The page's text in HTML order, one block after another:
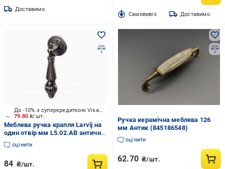
Доставимо
Cамовивіз Доставимо
79.80₴/шт.
До -10% з суперкредиткою Visa Вигода
Меблева ручка крапля Larvij на
один отвір мм L5.02.AB антична
бронза
оцінити
84 ₴/шт.
Ручка керамічна меблева 126
мм Антик (845186548)
оцінити
62.70 ₴/шт.